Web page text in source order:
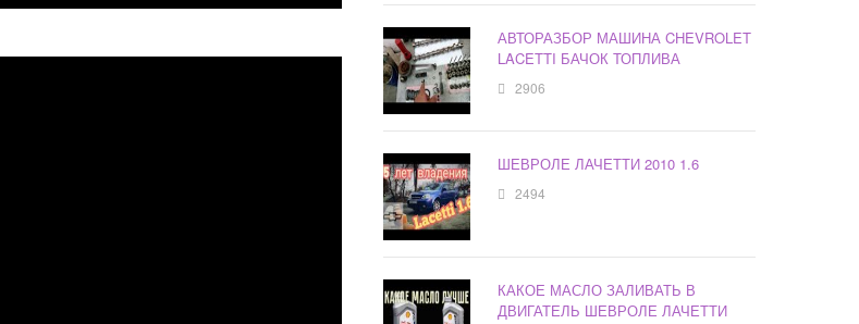
АВТОРАЗБОР МАШИНА CHEVROLET
LACETTI БАЧОК ТОПЛИВА
2906
ШЕВРОЛЕ ЛАЧЕТТИ 2010 1.6
2494
КАКОЕ МАСЛО ЗАЛИВАТЬ В
ДВИГАТЕЛЬ ШЕВРОЛЕ ЛАЧЕТТИ